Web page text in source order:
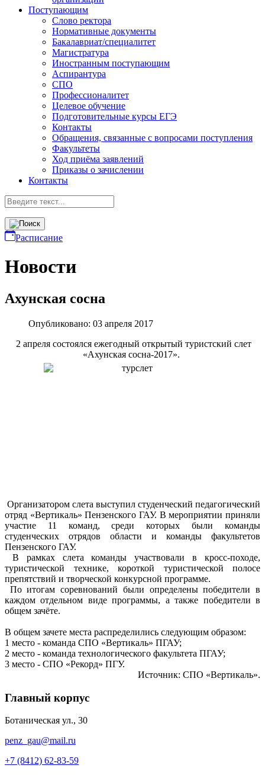
Поступающим
Слово ректора
Нормативные документы
Бакалавриат/специалитет
Магистратура
Иностранным поступающим
Аспирантура
СПО
Профессионалитет
Целевое обучение
Подготовительные курсы ЕГЭ
Контакты
Обращения, связанные с вопросами поступления
Факультеты
Ход приёма заявлений
Приказы о зачислении
Контакты
Расписание
Новости
Ахунская сосна
Опубликовано: 03 апреля 2017
2 апреля состоялся ежегодный открытый туристский слет
«Ахунская сосна-2017».
Организатором слета выступил студенческий педагогический
отряд «Вертикаль» Пензенского ГАУ. В мероприятии приняли
участие 11 команд, среди которых были команды
студенческих отрядов области и команды факультетов
Пензенского ГАУ.
В рамках слета команды участвовали в кросс-походе,
туристической технике, короткой туристической полосе
препятствий и творческой конкурсной программе.
По итогам соревнований были определены победители в
каждом отдельном виде программы, а также победители в
общем зачёте.
В общем зачете места распределились следующим образом:
1 место - команда СПО «Вертикаль» ПГАУ;
2 место - команда технологического факультета ПГАУ;
3 место - СПО «Рекорд» ПГУ.
Источник: СПО «Вертикаль».
Главный корпус
Ботаническая ул., 30
penz_gau@mail.ru
+7 (8412) 62-83-59